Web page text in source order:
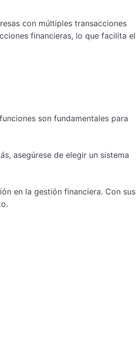
con múltiples transacciones
financieras, lo que facilita el
son fundamentales para
asegúrese de elegir un sistema
en la gestión financiera. Con sus